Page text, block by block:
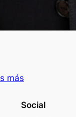
más
Social